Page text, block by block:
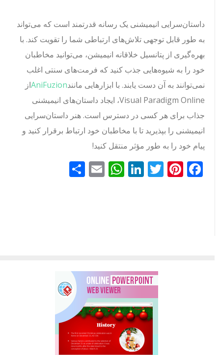
داستان‌سرایی انیمیشنی یک رسانه قدرتمند است که می‌تواند
به طور قابل توجهی تلاش‌های ارتباطی شما را تقویت کند. با
بهره‌گیری از پتانسیل خلاقانه انیمیشن، می‌توانید مخاطبان
خود را به شیوه‌هایی جذب کنید که فرمت‌های سنتی اغلب
نمی‌توانند به آن دست یابند. با ابزارهایی مانندAniFuzionاز
Visual Paradigm Online، ایجاد داستان‌های انیمیشنی
جذاب برای هر کسی در دسترس است. هنر داستان‌سرایی
انیمیشنی را بپذیرید تا با مخاطبان خود ارتباط برقرار کنید و
پیام خود را به طور مؤثر منتقل کنید!
Facebook
Pinterest
Twitter
LinkedIn
WhatsApp
Emailاشتراک